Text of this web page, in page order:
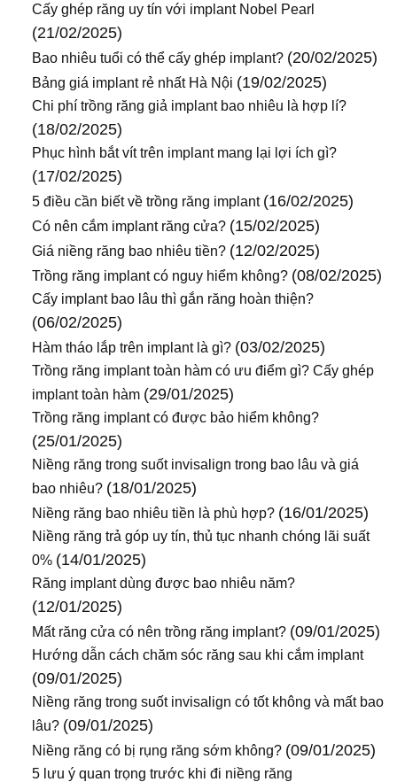
Cấy ghép răng uy tín với implant Nobel Pearl
(21/02/2025)
Bao nhiêu tuổi có thể cấy ghép implant? (20/02/2025)
Bảng giá implant rẻ nhất Hà Nội (19/02/2025)
Chi phí trồng răng giả implant bao nhiêu là hợp lí?
(18/02/2025)
Phục hình bắt vít trên implant mang lại lợi ích gì?
(17/02/2025)
5 điều cần biết về trồng răng implant (16/02/2025)
Có nên cắm implant răng cửa? (15/02/2025)
Giá niềng răng bao nhiêu tiền? (12/02/2025)
Trồng răng implant có nguy hiểm không? (08/02/2025)
Cấy implant bao lâu thì gắn răng hoàn thiện?
(06/02/2025)
Hàm tháo lắp trên implant là gì? (03/02/2025)
Trồng răng implant toàn hàm có ưu điểm gì? Cấy ghép
implant toàn hàm (29/01/2025)
Trồng răng implant có được bảo hiểm không?
(25/01/2025)
Niềng răng trong suốt invisalign trong bao lâu và giá
bao nhiêu? (18/01/2025)
Niềng răng bao nhiêu tiền là phù hợp? (16/01/2025)
Niềng răng trả góp uy tín, thủ tục nhanh chóng lãi suất
0% (14/01/2025)
Răng implant dùng được bao nhiêu năm?
(12/01/2025)
Mất răng cửa có nên trồng răng implant? (09/01/2025)
Hướng dẫn cách chăm sóc răng sau khi cắm implant
(09/01/2025)
Niềng răng trong suốt invisalign có tốt không và mất bao
lâu? (09/01/2025)
Niềng răng có bị rụng răng sớm không? (09/01/2025)
5 lưu ý quan trọng trước khi đi niềng răng